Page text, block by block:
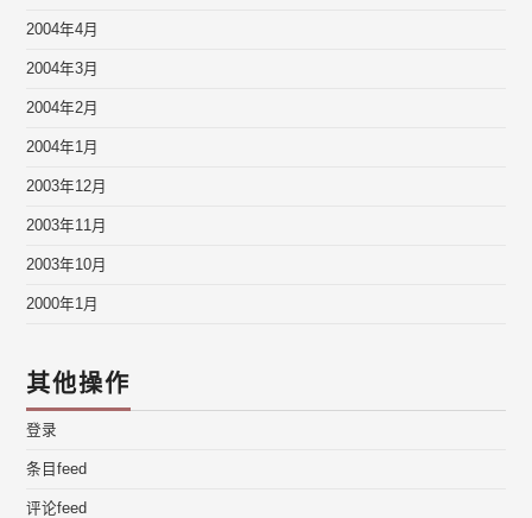
2004年4月
2004年3月
2004年2月
2004年1月
2003年12月
2003年11月
2003年10月
2000年1月
其他操作
登录
条目feed
评论feed